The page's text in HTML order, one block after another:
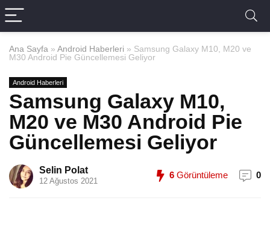
Ana Sayfa » Android Haberleri » Samsung Galaxy M10, M20 ve
M30 Android Pie Güncellemesi Geliyor
Android Haberleri
Samsung Galaxy M10,
M20 ve M30 Android Pie
Güncellemesi Geliyor
Selin Polat
12 Ağustos 2021
6 Görüntüleme 0